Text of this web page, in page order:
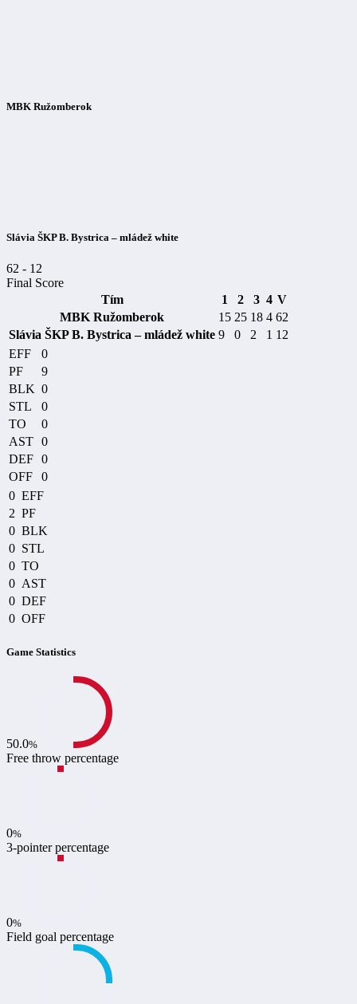
MBK Ružomberok
Slávia ŠKP B. Bystrica – mládež white
62 - 12
Final Score
Tím
1 2 3 4 V
MBK Ružomberok
15 25 18 4 62
Slávia ŠKP B. Bystrica – mládež white 9 0 2 1 12
EFF
0
PF
9
BLK 0
STL
0
TO
0
AST 0
DEF 0
OFF
0
0 EFF
2 PF
0 BLK
0 STL
0 TO
0 AST
0 DEF
0 OFF
Game Statistics
50.0%
Free throw percentage
0%
3-pointer percentage
0%
Field goal percentage